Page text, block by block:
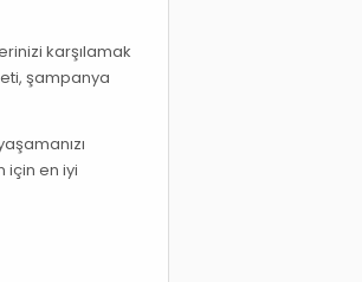
karşılamak
şampanya
için en iyi